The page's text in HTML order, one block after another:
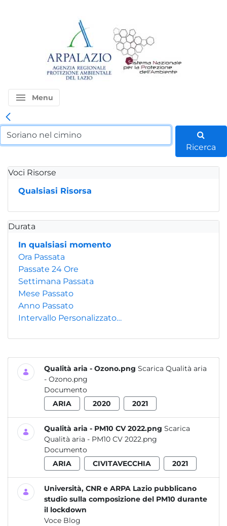
menu Menu
Ricerca
Voci Risorse
Qualsiasi Risorsa
Durata
In qualsiasi momento
Ora Passata
Passate 24 Ore
Settimana Passata
Mese Passato
Anno Passato
Intervallo Personalizzato…
Qualità aria - Ozono.png Scarica Qualità aria
- Ozono.png
Documento
ARIA
2020 2021
Qualità aria - PM10 CV 2022.png Scarica
Qualità aria - PM10 CV 2022.png
Documento
ARIA
CIVITAVECCHIA 2021
Università, CNR e ARPA Lazio pubblicano
studio sulla composizione del PM10 durante
il lockdown
Voce Blog